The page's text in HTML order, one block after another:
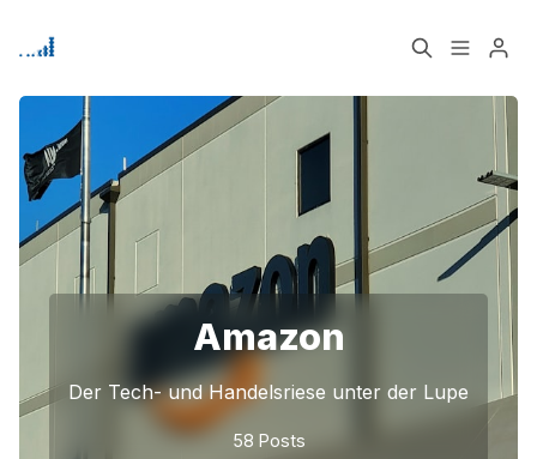
Home Über
Signup
Bitte geben Sie mindestens 3 Zeichen ein
Amazon
Der Tech- und Handelsriese unter der Lupe
58 Posts